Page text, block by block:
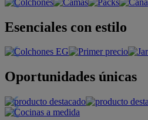
Esenciales con estilo
Oportunidades únicas